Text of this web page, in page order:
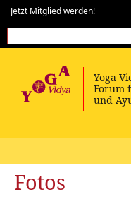
Jetzt Mitglied werden!
Fotos